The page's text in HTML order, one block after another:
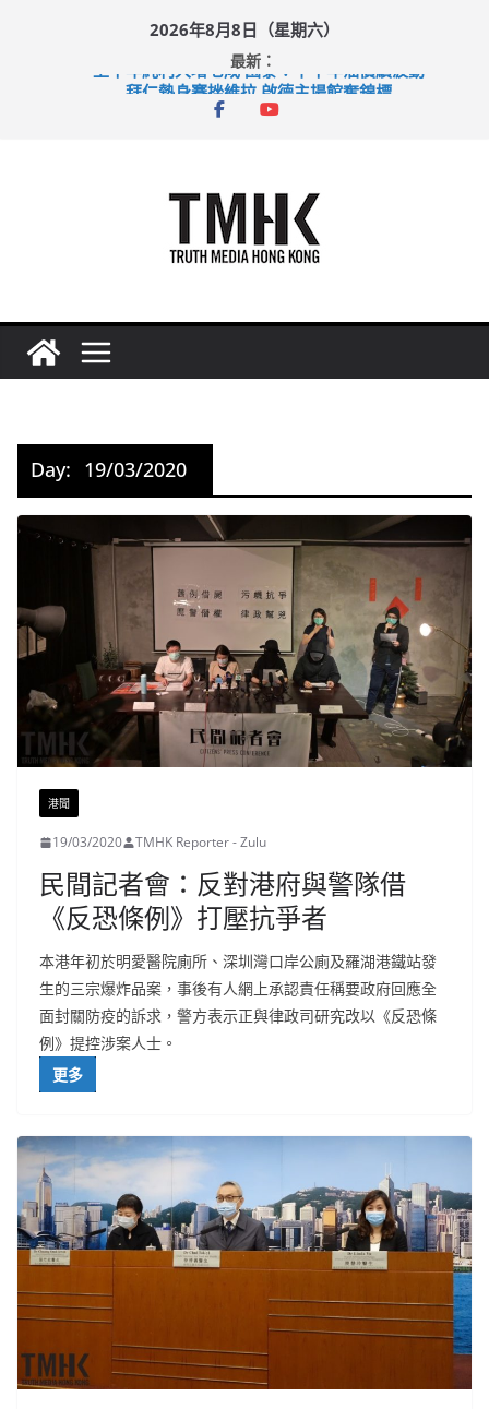
2026年8月8日（星期六）
最新：
上半年純利大增七成 國泰：下半年油價續波動
拜仁熱身賽挫維拉 啟德主場館奪錦標
性罪行修例獲九成支持 鄧炳強：爭取今屆任期內完成立法
Day: 19/03/2020
港聞
19/03/2020 TMHK Reporter - Zulu
民間記者會：反對港府與警隊借
《反恐條例》打壓抗爭者
本港年初於明愛醫院廁所、深圳灣口岸公廁及羅湖港鐵站發
生的三宗爆炸品案，事後有人網上承認責任稱要政府回應全
面封關防疫的訴求，警方表示正與律政司研究改以《反恐條
例》提控涉案人士。
更多